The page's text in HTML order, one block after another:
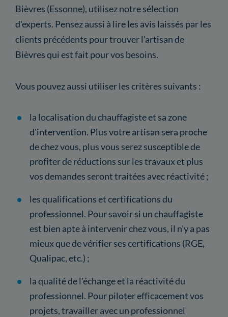
Bièvres (Essonne), utilisez notre sélection
d'experts. Pensez aussi à lire les avis laissés par les
clients précédents pour trouver l'artisan de
Bièvres qui est fait pour vos besoins.
Vous pouvez aussi utiliser les critères suivants :
la localisation du chauffagiste et sa zone
d'intervention. Plus votre artisan sera proche
de chez vous, plus vous serez susceptible de
profiter de réductions sur les travaux et plus
vos demandes seront traitées avec réactivité ;
les qualifications et certifications du
professionnel. Pour savoir si un chauffagiste
est bien apte à intervenir chez vous, il n'y a pas
mieux que de vérifier ses certifications (RGE,
Qualipac, etc.) ;
la qualité de l'échange et la réactivité du
professionnel. Pour piloter efficacement vos
projets, travailler avec un professionnel